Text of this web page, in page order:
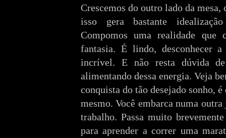
Crescemos do outro lado da
isso gera bastante
Compomos uma realidade que
fantasia. É lindo, desconhecer
incrível. E não resta dúvida
alimentando dessa energia. Veja
conquista do tão desejado sonho,
mesmo. Você embarca numa
trabalho. Passa muito
para aprender a correr uma